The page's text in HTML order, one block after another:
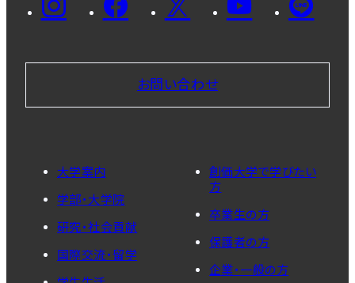
お問い合わせ
大学案内
学部・大学院
研究・社会貢献
国際交流・留学
創価大学で学びたい
方
卒業生の方
保護者の方
企業・一般の方